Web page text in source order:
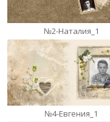
№2-Наталия_1
№4-Евгения_1